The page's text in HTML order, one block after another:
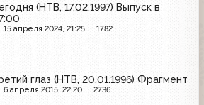
(НТВ, 17.02.1997) Выпуск в
15 апреля 2024, 21:25 1782
глаз (НТВ, 20.01.1996) Фрагмент
6 апреля 2015, 22:20 2736